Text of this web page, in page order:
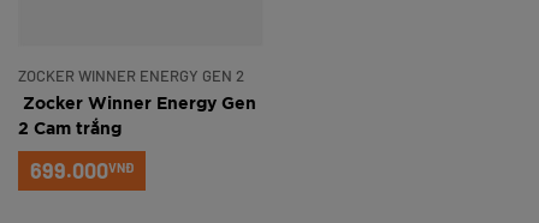
ZOCKER WINNER ENERGY GEN 2
Zocker Winner Energy Gen
2 Cam trắng
699.000VNĐ